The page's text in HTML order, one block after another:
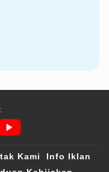
Kami
Info Iklan